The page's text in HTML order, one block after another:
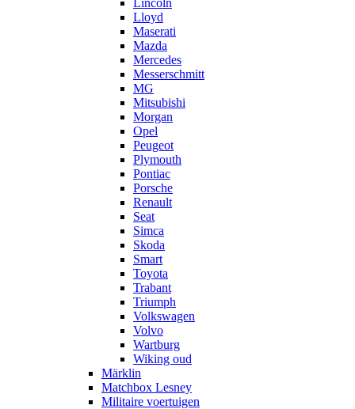
Lincoln
Lloyd
Maserati
Mazda
Mercedes
Messerschmitt
MG
Mitsubishi
Morgan
Opel
Peugeot
Plymouth
Pontiac
Porsche
Renault
Seat
Simca
Skoda
Smart
Toyota
Trabant
Triumph
Volkswagen
Volvo
Wartburg
Wiking oud
Märklin
Matchbox Lesney
Militaire voertuigen